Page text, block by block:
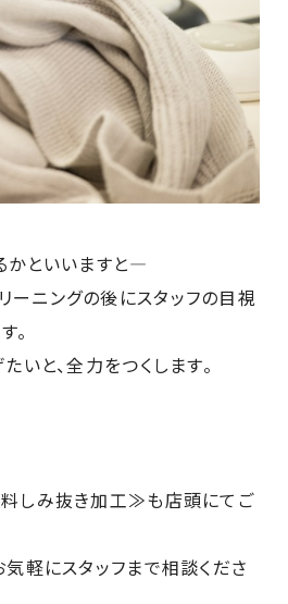
かといいますと―
ングの後にスタッフの目視
。
と、全力をつくします。
しみ抜き加工≫も店頭にてご
軽にスタッフまで相談くださ